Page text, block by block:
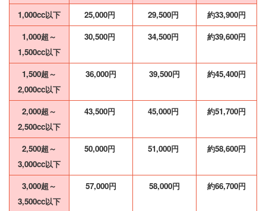
1,000cc以下
25,000円 29,500円
約33,900円
1,000超～
1,500cc以下
30,500円 34,500円 約39,600円
1,500超～
2,000cc以下
36,000円 39,500円 約45,400円
2,000超～
2,500cc以下
43,500円 45,000円 約51,700円
2,500超～
3,000cc以下
50,000円 51,000円 約58,600円
3,000超～
3,500cc以下
57,000円 58,000円 約66,700円